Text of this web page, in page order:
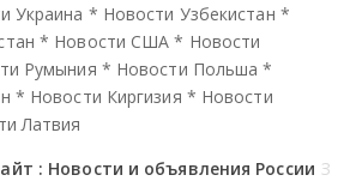
Украина * Новости Узбекистан *
* Новости США * Новости
Румыния * Новости Польша *
* Новости Киргизия * Новости
Латвия
: Новости и объявления России З